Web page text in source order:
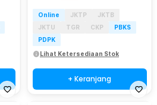
Online JKTP
JKTB
JKTU
TGR CKP
PBKS
PDPK
Lihat Ketersediaan Stok
+ Keranjang